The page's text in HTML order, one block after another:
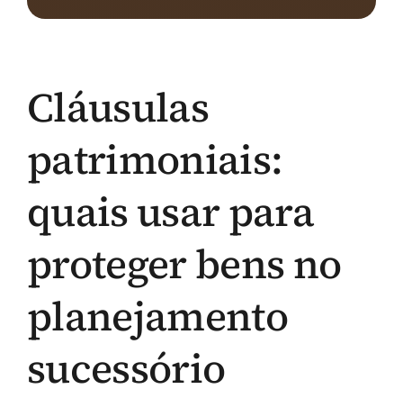
Cláusulas
patrimoniais:
quais usar para
proteger bens no
planejamento
sucessório